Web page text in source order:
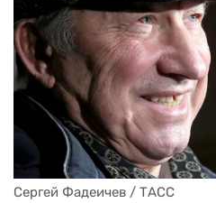
Сергей Фадеичев / ТАСС